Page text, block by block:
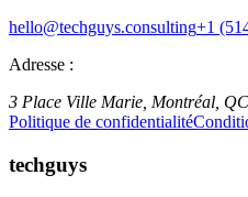
hello@techguys.consulting+1
Adresse :
3 Place Ville Marie, Montréal,
Politique de confidentialité
techguys